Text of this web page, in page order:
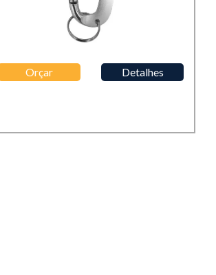
Orçar Detalhes